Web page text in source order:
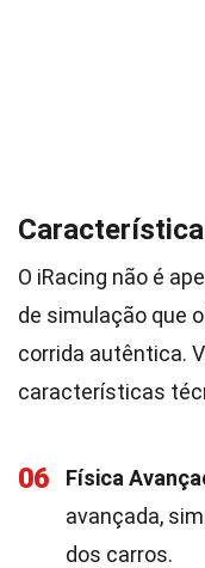
O iRacing não é
de simulação que
corrida autêntica.
características
06 Física
avançada,
dos carros.